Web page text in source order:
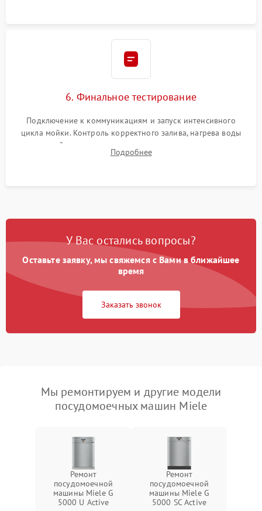
6. Финальное тестирование
Подключение к коммуникациям и запуск интенсивного
цикла мойки. Контроль корректного залива, нагрева воды
до нужной температуры, отсутствия посторонних шумов,
штатного слива и абсолютной сухости в поддоне.
Подробнее
У Вас остались вопросы?
Оставьте заявку, мы свяжемся с Вами в ближайшее
время
Заказать звонок
Мы ремонтируем и другие модели
посудомоечных машин Miele
Ремонт
посудомоечной
машины Miele G
5000 U Active
Ремонт
посудомоечной
машины Miele G
5000 SC Active